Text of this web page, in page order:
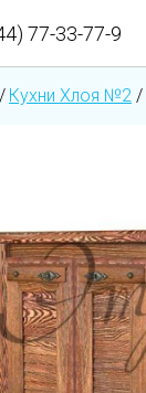
77-33-77-9
/ Кухни Хлоя №2 /